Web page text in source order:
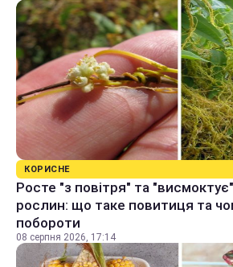
КОРИСНЕ
Росте "з повітря" та
рослин: що таке повитиця та
побороти
08 серпня 2026, 17:14